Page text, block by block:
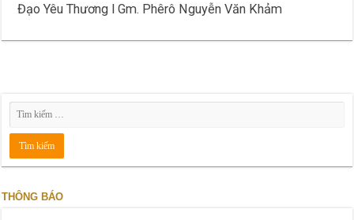
Đạo Yêu Thương l Gm. Phêrô Nguyễn Văn Khảm
THÔNG BÁO